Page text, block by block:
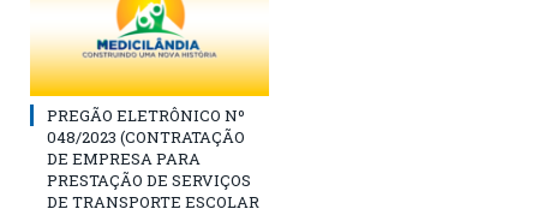
PREGÃO ELETRÔNICO Nº
048/2023 (CONTRATAÇÃO
DE EMPRESA PARA
PRESTAÇÃO DE SERVIÇOS
DE TRANSPORTE ESCOLAR